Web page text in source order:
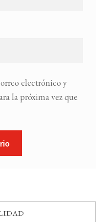
electrónico y
la próxima vez que